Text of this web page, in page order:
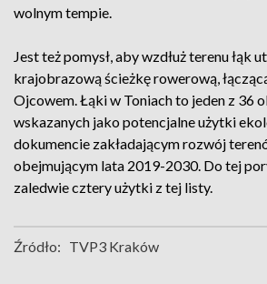
wolnym tempie.
Jest też pomysł, aby wzdłuż terenu łąk
krajobrazową ścieżkę rowerową,
Ojcowem. Łąki w Toniach to jeden z 36
wskazanych jako potencjalne użytki
dokumencie zakładającym rozwój
obejmującym lata 2019-2030. Do tej
zaledwie cztery użytki z tej listy.
Źródło: TVP3 Kraków